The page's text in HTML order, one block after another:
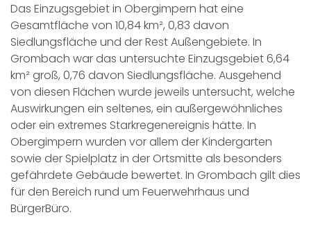
Das Einzugsgebiet in Obergimpern hat eine
Gesamtfläche von 10,84 km², 0,83 davon
Siedlungsfläche und der Rest Außengebiete. In
Grombach war das untersuchte Einzugsgebiet 6,64
km² groß, 0,76 davon Siedlungsfläche. Ausgehend
von diesen Flächen wurde jeweils untersucht, welche
Auswirkungen ein seltenes, ein außergewöhnliches
oder ein extremes Starkregenereignis hätte. In
Obergimpern wurden vor allem der Kindergarten
sowie der Spielplatz in der Ortsmitte als besonders
gefährdete Gebäude bewertet. In Grombach gilt dies
für den Bereich rund um Feuerwehrhaus und
BürgerBüro.